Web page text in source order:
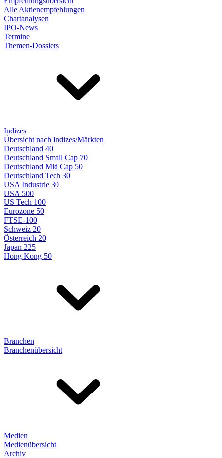
Alle Aktienempfehlungen
Chartanalysen
IPO-News
Termine
Themen-Dossiers
Indizes
Übersicht nach Indizes/Märkten
Deutschland 40
Deutschland Small Cap 70
Deutschland Mid Cap 50
Deutschland Tech 30
USA Industrie 30
USA 500
US Tech 100
Eurozone 50
FTSE-100
Schweiz 20
Österreich 20
Japan 225
Hong Kong 50
Branchen
Branchenübersicht
Medien
Medienübersicht
Archiv